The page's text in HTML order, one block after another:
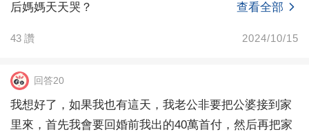
后媽媽天天哭？
查看全部
43 讚 2024/10/15
回答20
我想好了，如果我也有這天，我老公非要把公婆接到家
里來，首先我會要回婚前我出的40萬首付，然后再把家